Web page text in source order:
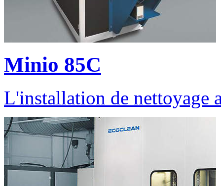
Minio 85C
L'installation de nettoyage